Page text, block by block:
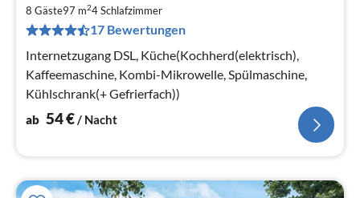
8 Gäste97 m24Schlafzimmer
17 Bewertungen
Internetzugang DSL, Küche(Kochherd(elektrisch),
Kaffeemaschine, Kombi-Mikrowelle, Spülmaschine,
Kühlschrank(+ Gefrierfach))
ab 54€/ Nacht